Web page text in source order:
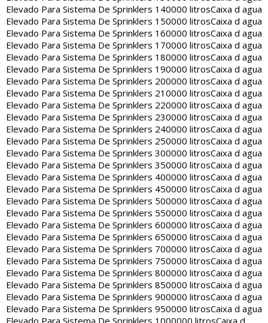
Elevado Para Sistema De Sprinklers 140000 litrosCaixa d agua
Elevado Para Sistema De Sprinklers 150000 litrosCaixa d agua
Elevado Para Sistema De Sprinklers 160000 litrosCaixa d agua
Elevado Para Sistema De Sprinklers 170000 litrosCaixa d agua
Elevado Para Sistema De Sprinklers 180000 litrosCaixa d agua
Elevado Para Sistema De Sprinklers 190000 litrosCaixa d agua
Elevado Para Sistema De Sprinklers 200000 litrosCaixa d agua
Elevado Para Sistema De Sprinklers 210000 litrosCaixa d agua
Elevado Para Sistema De Sprinklers 220000 litrosCaixa d agua
Elevado Para Sistema De Sprinklers 230000 litrosCaixa d agua
Elevado Para Sistema De Sprinklers 240000 litrosCaixa d agua
Elevado Para Sistema De Sprinklers 250000 litrosCaixa d agua
Elevado Para Sistema De Sprinklers 300000 litrosCaixa d agua
Elevado Para Sistema De Sprinklers 350000 litrosCaixa d agua
Elevado Para Sistema De Sprinklers 400000 litrosCaixa d agua
Elevado Para Sistema De Sprinklers 450000 litrosCaixa d agua
Elevado Para Sistema De Sprinklers 500000 litrosCaixa d agua
Elevado Para Sistema De Sprinklers 550000 litrosCaixa d agua
Elevado Para Sistema De Sprinklers 600000 litrosCaixa d agua
Elevado Para Sistema De Sprinklers 650000 litrosCaixa d agua
Elevado Para Sistema De Sprinklers 700000 litrosCaixa d agua
Elevado Para Sistema De Sprinklers 750000 litrosCaixa d agua
Elevado Para Sistema De Sprinklers 800000 litrosCaixa d agua
Elevado Para Sistema De Sprinklers 850000 litrosCaixa d agua
Elevado Para Sistema De Sprinklers 900000 litrosCaixa d agua
Elevado Para Sistema De Sprinklers 950000 litrosCaixa d agua